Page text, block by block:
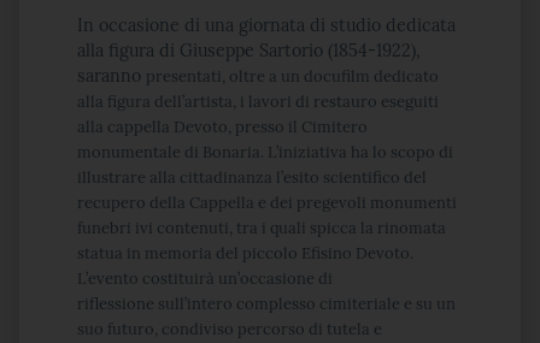
In occasione di una giornata di studio dedicata
alla figura di Giuseppe Sartorio (1854-1922),
saranno presentati, oltre a un docufilm dedicato
alla figura dell’artista, i lavori di restauro eseguiti
alla cappella Devoto, presso il Cimitero
monumentale di Bonaria. L’iniziativa ha lo scopo di
illustrare alla cittadinanza l’esito scientifico del
recupero della Cappella e dei pregevoli monumenti
funebri ivi contenuti, tra i quali spicca la rinomata
statua in memoria del piccolo Efisino Devoto.
L’evento costituirà un’occasione di
riflessione sull’intero complesso cimiteriale e su un
suo futuro, condiviso percorso di tutela e